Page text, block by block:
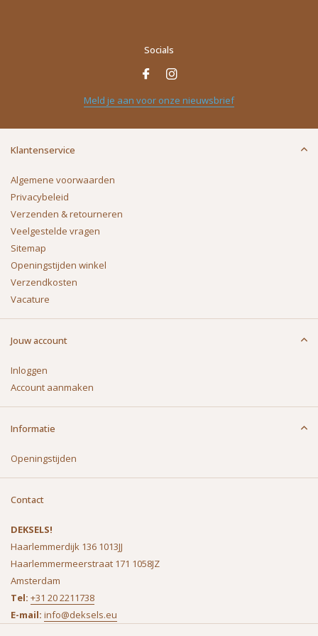
Socials
Meld je aan voor onze nieuwsbrief
Klantenservice
Algemene voorwaarden
Privacybeleid
Verzenden & retourneren
Veelgestelde vragen
Sitemap
Openingstijden winkel
Verzendkosten
Vacature
Jouw account
Inloggen
Account aanmaken
Informatie
Openingstijden
Contact
DEKSELS!
Haarlemmerdijk 136 1013JJ
Haarlemmermeerstraat 171 1058JZ
Amsterdam
Tel: +31 20 2211738
E-mail: info@deksels.eu